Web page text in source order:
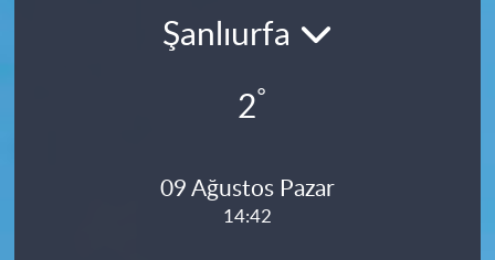
Şanlıurfa
2°
09 Ağustos Pazar
14:42